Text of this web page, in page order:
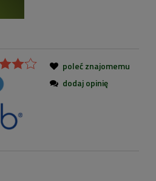
poleć znajomemu
dodaj opinię